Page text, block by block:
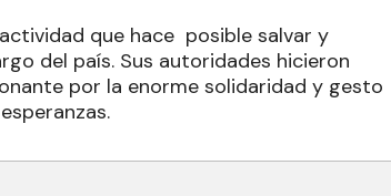
que hace posible salvar y
del país. Sus autoridades hicieron
por la enorme solidaridad y gesto